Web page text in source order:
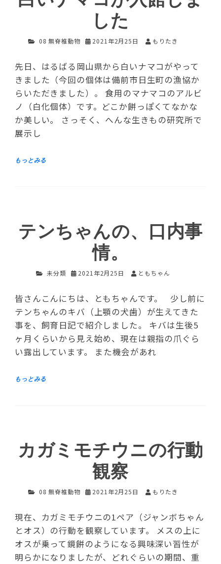
した
08 無脊椎動物 2021年2月25日 もりたき
先日、はるばる岡山県から白いナマコがやって
きました（今回の個体は備前市日生町の漁協か
らいただきました）。 食用のマナマコのアルビ
ノ（白化個体）です。どこか餅っぽくてなかな
か美しい。 さっそく、へんな生きもの研究所で
展示し
テンちゃんの、口内事
情。
未分類 2021年2月25日 ともちゃん
皆さんこんにちは、ともちゃんです。 少し前に
テンちゃんのキバ（上顎の犬歯）が生えてきた
事を、飼育日記で紹介しました。 キバは生後5
ヶ月くらいから見え始め、現在は親指の爪ぐら
い露出しています。 また機会があれ
カガミモチウニの行動
観察
08 無脊椎動物 2021年2月25日 もりたき
現在、カガミモチウニの1ペア（ジャンボちゃん
とオス）の行動を観察しています。 メスの上に
オスが乗って鏡餅のようになる興味深い習性が
明らかになりましたが、どれぐらいの期間、重